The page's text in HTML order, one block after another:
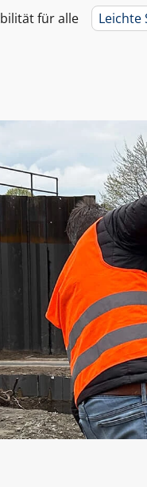
für alle Leichte